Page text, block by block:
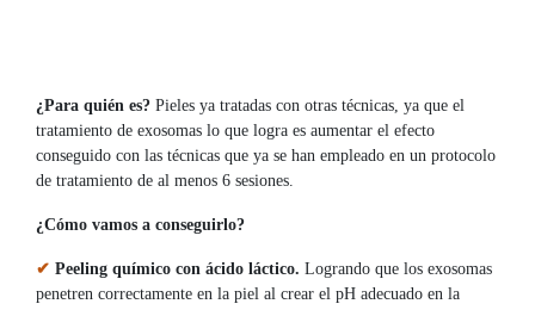
¿Para quién es? Pieles ya tratadas con otras técnicas, ya que el
tratamiento de exosomas lo que logra es aumentar el efecto
conseguido con las técnicas que ya se han empleado en un protocolo
de tratamiento de al menos 6 sesiones.
¿Cómo vamos a conseguirlo?
✔ Peeling químico con ácido láctico. Logrando que los exosomas
penetren correctamente en la piel al crear el pH adecuado en la